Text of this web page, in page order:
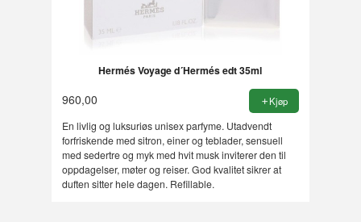
Hermés Voyage d´Hermés edt 35ml
960,00 Kjøp
En livlig og luksuriøs unisex parfyme. Utadvendt
forfriskende med sitron, einer og teblader, sensuell
med sedertre og myk med hvit musk inviterer den til
oppdagelser, møter og reiser. God kvalitet sikrer at
duften sitter hele dagen. Refillable.